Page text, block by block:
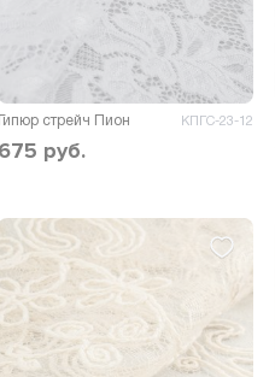
Гипюр стрейч Пион КПГС-23-12
675 руб.